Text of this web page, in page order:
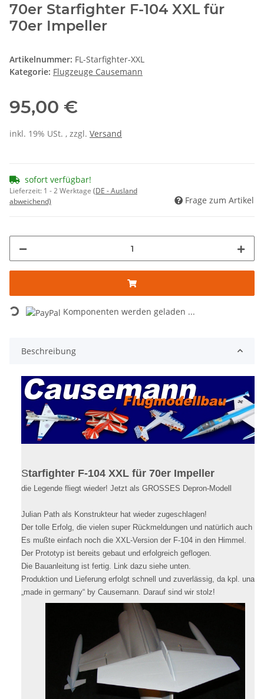
70er Starfighter F-104 XXL für
70er Impeller
Artikelnummer: FL-Starfighter-XXL
Kategorie: Flugzeuge Causemann
95,00 €
inkl. 19% USt. , zzgl. Versand
sofort verfügbar!
Lieferzeit: 1 - 2 Werktage (DE - Ausland
abweichend)
Frage zum Artikel
Komponenten werden geladen ...
Beschreibung
Starfighter F-104 XXL für 70er Impeller
die Legende fliegt wieder! Jetzt als GROSSES Depron-Modell
Julian Path als Konstrukteur hat wieder zugeschlagen!
Der tolle Erfolg, die vielen super Rückmeldungen und natürlich auch
Es mußte einfach noch die XXL-Version der F-104 in den Himmel.
Der Prototyp ist bereits gebaut und erfolgreich geflogen.
Die Bauanleitung ist fertig. Link dazu siehe unten.
Produktion und Lieferung erfolgt schnell und zuverlässig, da kpl.
„made in germany“ by Causemann. Darauf sind wir stolz!